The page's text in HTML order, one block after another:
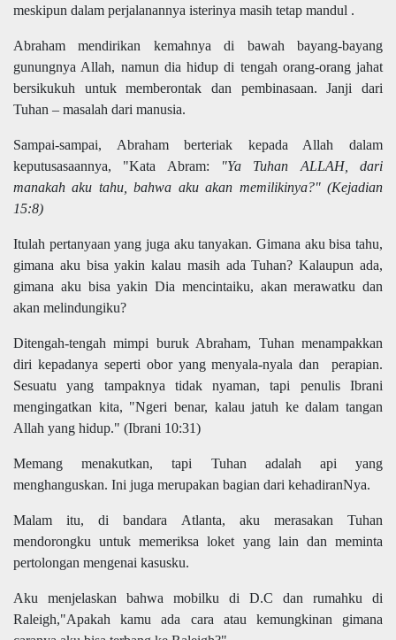
meskipun dalam perjalanannya isterinya masih tetap mandul .
Abraham mendirikan kemahnya di bawah bayang-bayang
gunungnya Allah, namun dia hidup di tengah orang-orang jahat
bersikukuh untuk memberontak dan pembinasaan. Janji dari
Tuhan – masalah dari manusia.
Sampai-sampai, Abraham berteriak kepada Allah dalam
keputusasaannya, "Kata Abram:
"Ya Tuhan ALLAH, dari
manakah aku tahu, bahwa aku akan memilikinya?" (Kejadian
15:8)
Itulah pertanyaan yang juga aku tanyakan. Gimana aku bisa tahu,
gimana aku bisa yakin kalau masih ada Tuhan? Kalaupun ada,
gimana aku bisa yakin Dia mencintaiku, akan merawatku dan
akan melindungiku?
Ditengah-tengah mimpi buruk Abraham, Tuhan menampakkan
diri kepadanya seperti obor yang menyala-nyala dan perapian.
Sesuatu yang tampaknya tidak nyaman, tapi penulis Ibrani
mengingatkan kita, "Ngeri benar, kalau jatuh ke dalam tangan
Allah yang hidup." (Ibrani 10:31)
Memang menakutkan, tapi Tuhan adalah api yang
menghanguskan. Ini juga merupakan bagian dari kehadiranNya.
Malam itu, di bandara Atlanta, aku merasakan Tuhan
mendorongku untuk memeriksa loket yang lain dan meminta
pertolongan mengenai kasusku.
Aku menjelaskan bahwa mobilku di D.C dan rumahku di
Raleigh,"Apakah kamu ada cara atau kemungkinan gimana